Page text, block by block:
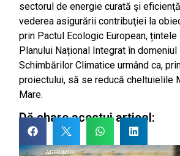
sectorul de energie curată şi
vederea asigurării contribuţiei la
prin Pactul Ecologic European,
Planului Național Integrat în
Schimbărilor Climatice urmând ca,
proiectului, să se reducă cheltuielile
Mare.
Dă share acestui articol: